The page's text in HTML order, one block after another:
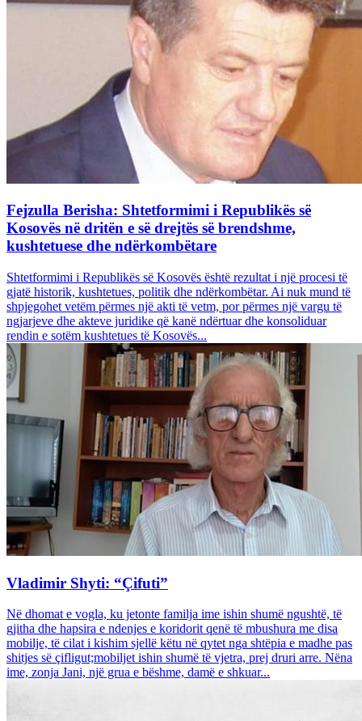
Fejzulla Berisha: Shtetformimi i Republikës së
Kosovës në dritën e së drejtës së brendshme,
kushtetuese dhe ndërkombëtare
Shtetformimi i Republikës së Kosovës është rezultat i një procesi të
gjatë historik, kushtetues, politik dhe ndërkombëtar. Ai nuk mund të
shpjegohet vetëm përmes një akti të vetm, por përmes një vargu të
ngjarjeve dhe akteve juridike që kanë ndërtuar dhe konsoliduar
rendin e sotëm kushtetues të Kosovës...
Vladimir Shyti: “Çifuti”
Në dhomat e vogla, ku jetonte familja ime ishin shumë ngushtë, të
gjitha dhe hapsira e ndenjes e koridorit qenë të mbushura me disa
mobilje, të cilat i kishim sjellë këtu në qytet nga shtëpia e madhe pas
shitjes së çifligut;mobiljet ishin shumë të vjetra, prej druri arre. Nëna
ime, zonja Jani, një grua e bëshme, damë e shkuar...